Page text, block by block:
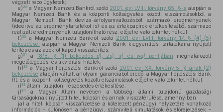
végzett repo ügyletek;
e) 29 a Magyar Nemzeti Bankról szóló 2001. évi LVIII. törvény 65. §-a alapján a
Magyar Nemzeti Bank és a központi költségvetés közötti elszámolásokból a
Magyar Nemzeti Bank deviza-árfolyamváltozásból származó eredményének
(ideértve az eredménytartalékot is) és az értékpapírok értékesítéséből származó
realizált eredményének tulajdonítható rész, előjelre való tekintet nélkül;
f) 30 a Magyar Nemzeti Bankról szóló 2001. évi LVIII. törvény 17. § (4)–(5)
bekezdései alapján a Magyar Nemzeti Bank kiegyenlítési tartalékaira nyújtott
térítés és az azokról kapott visszatérítés;
g) 31 a18/B. § (1) bekezdésd), zs), x) és wa) pontjában meghatározott
megelőlegezési és likviditási hitelek;
h) 32 a Magyar Fejlesztési Bankról szóló 2001. évi XX. törvény 5. §-ának (2)
bekezdése alapján vállalt árfolyam-garanciából eredő, a Magyar Fejlesztési Bank
Rt. és a központi költségvetés közötti elszámolások előjelre való tekintet nélkül;
i) 33 állami tulajdoni részesedés értékesítése;
j) 34
a Magyar Állam nevében a többségi állami tulajdonú gazdasági
társaságoknak nyújtott hitel, kölcsön és annak visszatérülése, amennyiben
ja) a hitel, kölcsön visszafizetése a kötelezett pénzügyi helyzetére vonatkozó
információk – különösen a pénzügyi, számviteli kimutatások és előrejelzések –